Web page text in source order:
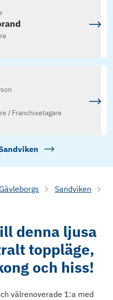
/ Franchisetagare
Gävleborgs
Sandviken
denna ljusa
toppläge,
och hiss!
välrenoverade 1:a med